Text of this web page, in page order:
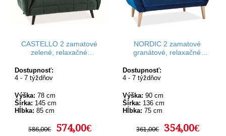
CASTELLO 2 zamatové
zelené, relaxačné
Dostupnosť:
4 - 7 týždňov
Výška: 78 cm
Šírka: 145 cm
Hĺbka: 85 cm
586,00€ 574,00€
NORDIC 2 zamatové
granátové, relaxačné
Dostupnosť:
4 - 7 týždňov
Výška: 90 cm
Šírka: 136 cm
Hĺbka: 75 cm
361,00€ 354,00€